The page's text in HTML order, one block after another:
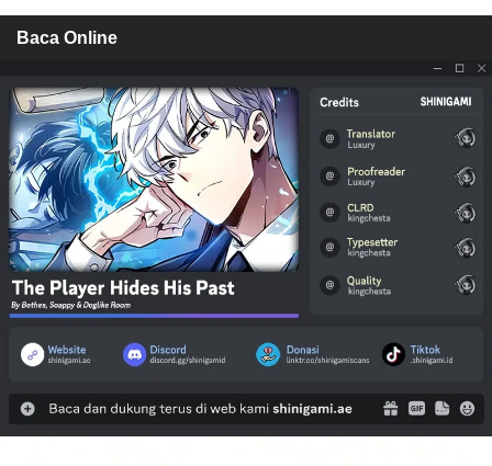
Baca Online